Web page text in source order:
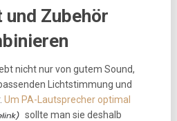
und Zubehör
nicht nur von gutem Sound,
Lichtstimmung und
Um PA-Lautsprecher optimal
sollte man sie deshalb